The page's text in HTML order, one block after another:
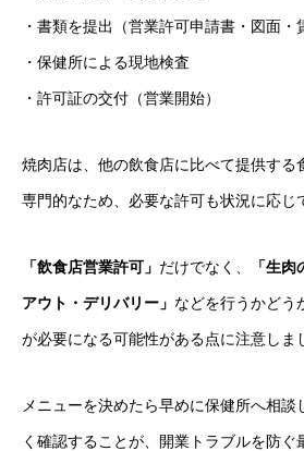
・書類を提出（営業許可申請書・図面・
・保健所による現地検査
・許可証の交付（営業開始）
焼肉店は、他の飲食店に比べて提供する
専門的なため、必要な許可も状況に応じ
「飲食店営業許可」 だけでなく、 「生肉
アウト・デリバリー」 などを行うかどう
が必要になる可能性がある点に注意しま
メニューを決めたら早めに保健所へ相談
く確認することが、開業トラブルを防ぐ